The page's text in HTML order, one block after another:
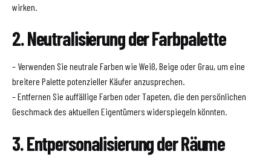
wirken.
2. Neutralisierung der Farbpalette
– Verwenden Sie neutrale Farben wie Weiß, Beige oder Grau, um eine
breitere Palette potenzieller Käufer anzusprechen.
– Entfernen Sie auffällige Farben oder Tapeten, die den persönlichen
Geschmack des aktuellen Eigentümers widerspiegeln könnten.
3. Entpersonalisierung der Räume